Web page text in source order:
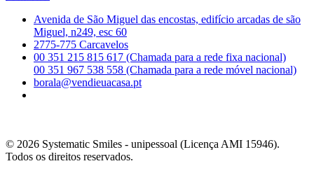
Avenida de São Miguel das encostas, edifício arcadas de são
Miguel, n249, esc 60
2775-775 Carcavelos
00 351 215 815 617 (Chamada para a rede fixa nacional)
00 351 967 538 558 (Chamada para a rede móvel nacional)
borala@vendieuacasa.pt
© 2026 Systematic Smiles - unipessoal (Licença AMI 15946).
Todos os direitos reservados.